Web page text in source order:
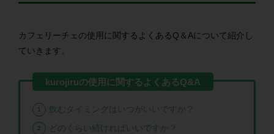
カフェリーチェの使用に関するよくあるQ＆Aについて紹介し
ていきます。
飲むタイミングはいつがいいですか？
どのくらい続ければいいですか？